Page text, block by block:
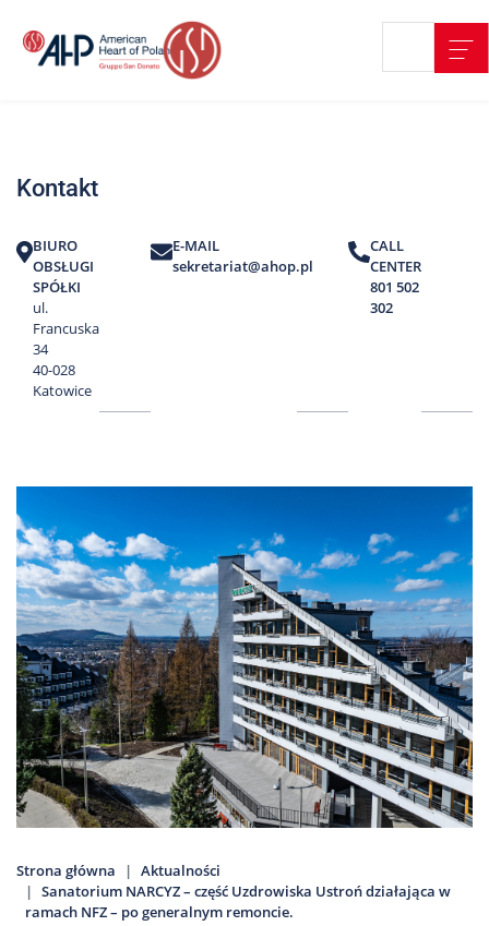
treści
Strefa
Edukacja
Pacjenta
O
nas
Marki
Nas
Kariera
Galeria
Kontakt
801
502
302
Kontakt
BIURO
OBSŁUGI
SPÓŁKI
ul.
Francuska
34
40-028
Katowice
E-MAIL
sekretariat@ahop.pl
CALL
CENTER
801 502
302
Strona główna
Aktualności
Sanatorium NARCYZ – część Uzdrowiska Ustroń działająca w
ramach NFZ – po generalnym remoncie.